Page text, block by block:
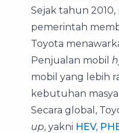
Sejak tahun
pemerintah
Toyota
Penjualan mobil
mobil yang lebih
kebutuhan
Secara global,
up, yakni HEV,